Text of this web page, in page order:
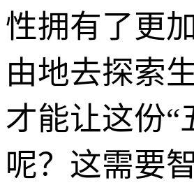
性拥有了更
由地去探索
才能让这份
呢？这需要